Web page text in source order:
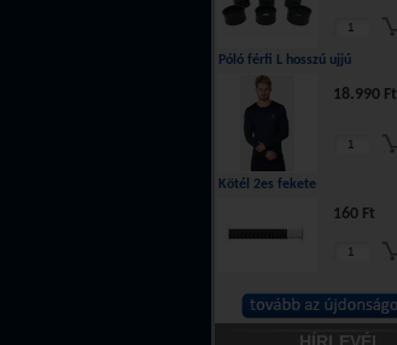
Póló férfi L hosszú ujjú
18.990 Ft
Kötél 2es fekete
160 Ft